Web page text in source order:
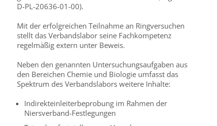
D-PL-20636-01-00).
Mit der erfolgreichen Teilnahme an Ringversuchen
stellt das Verbandslabor seine Fachkompetenz
regelmäßig extern unter Beweis.
Neben den genannten Untersuchungsaufgaben aus
den Bereichen Chemie und Biologie umfasst das
Spektrum des Verbandslabors weitere Inhalte:
Indirekteinleiterbeprobung im Rahmen der
Niersverband-Festlegungen